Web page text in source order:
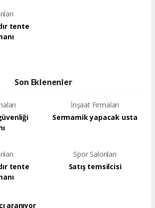
tente
Son Eklenenler
İnşaat Firmaları
Sermamik yapacak usta
tente
Spor Salonları
Satış temsilcisi
aranıyor